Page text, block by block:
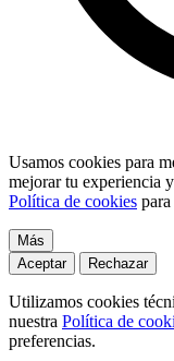
Usamos cookies para
mejorar tu experiencia
Política de cookies
Más
Aceptar
Rechazar
Utilizamos cookies
nuestra Política de
preferencias.